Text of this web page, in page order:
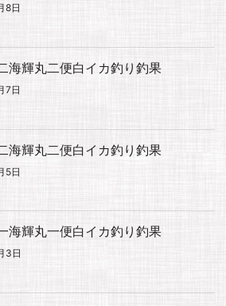
8日
海輝丸二便白イカ釣り釣果
7日
海輝丸二便白イカ釣り釣果
5日
海輝丸一便白イカ釣り釣果
3日